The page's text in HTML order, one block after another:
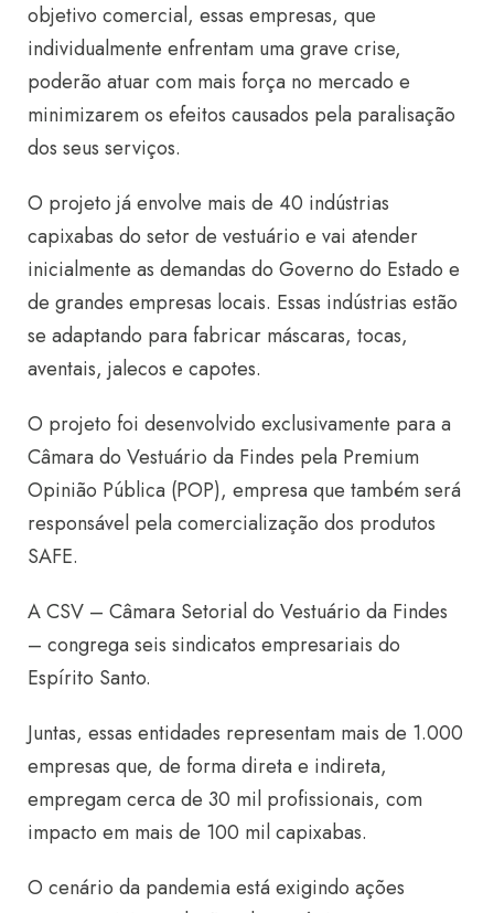
objetivo comercial, essas empresas, que
individualmente enfrentam uma grave crise,
poderão atuar com mais força no mercado e
minimizarem os efeitos causados pela paralisação
dos seus serviços.
O projeto já envolve mais de 40 indústrias
capixabas do setor de vestuário e vai atender
inicialmente as demandas do Governo do Estado e
de grandes empresas locais. Essas indústrias estão
se adaptando para fabricar máscaras, tocas,
aventais, jalecos e capotes.
O projeto foi desenvolvido exclusivamente para a
Câmara do Vestuário da Findes pela Premium
Opinião Pública (POP), empresa que também será
responsável pela comercialização dos produtos
SAFE.
A CSV – Câmara Setorial do Vestuário da Findes
– congrega seis sindicatos empresariais do
Espírito Santo.
Juntas, essas entidades representam mais de 1.000
empresas que, de forma direta e indireta,
empregam cerca de 30 mil profissionais, com
impacto em mais de 100 mil capixabas.
O cenário da pandemia está exigindo ações